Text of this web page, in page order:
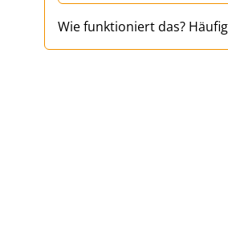
Wie funktioniert das?